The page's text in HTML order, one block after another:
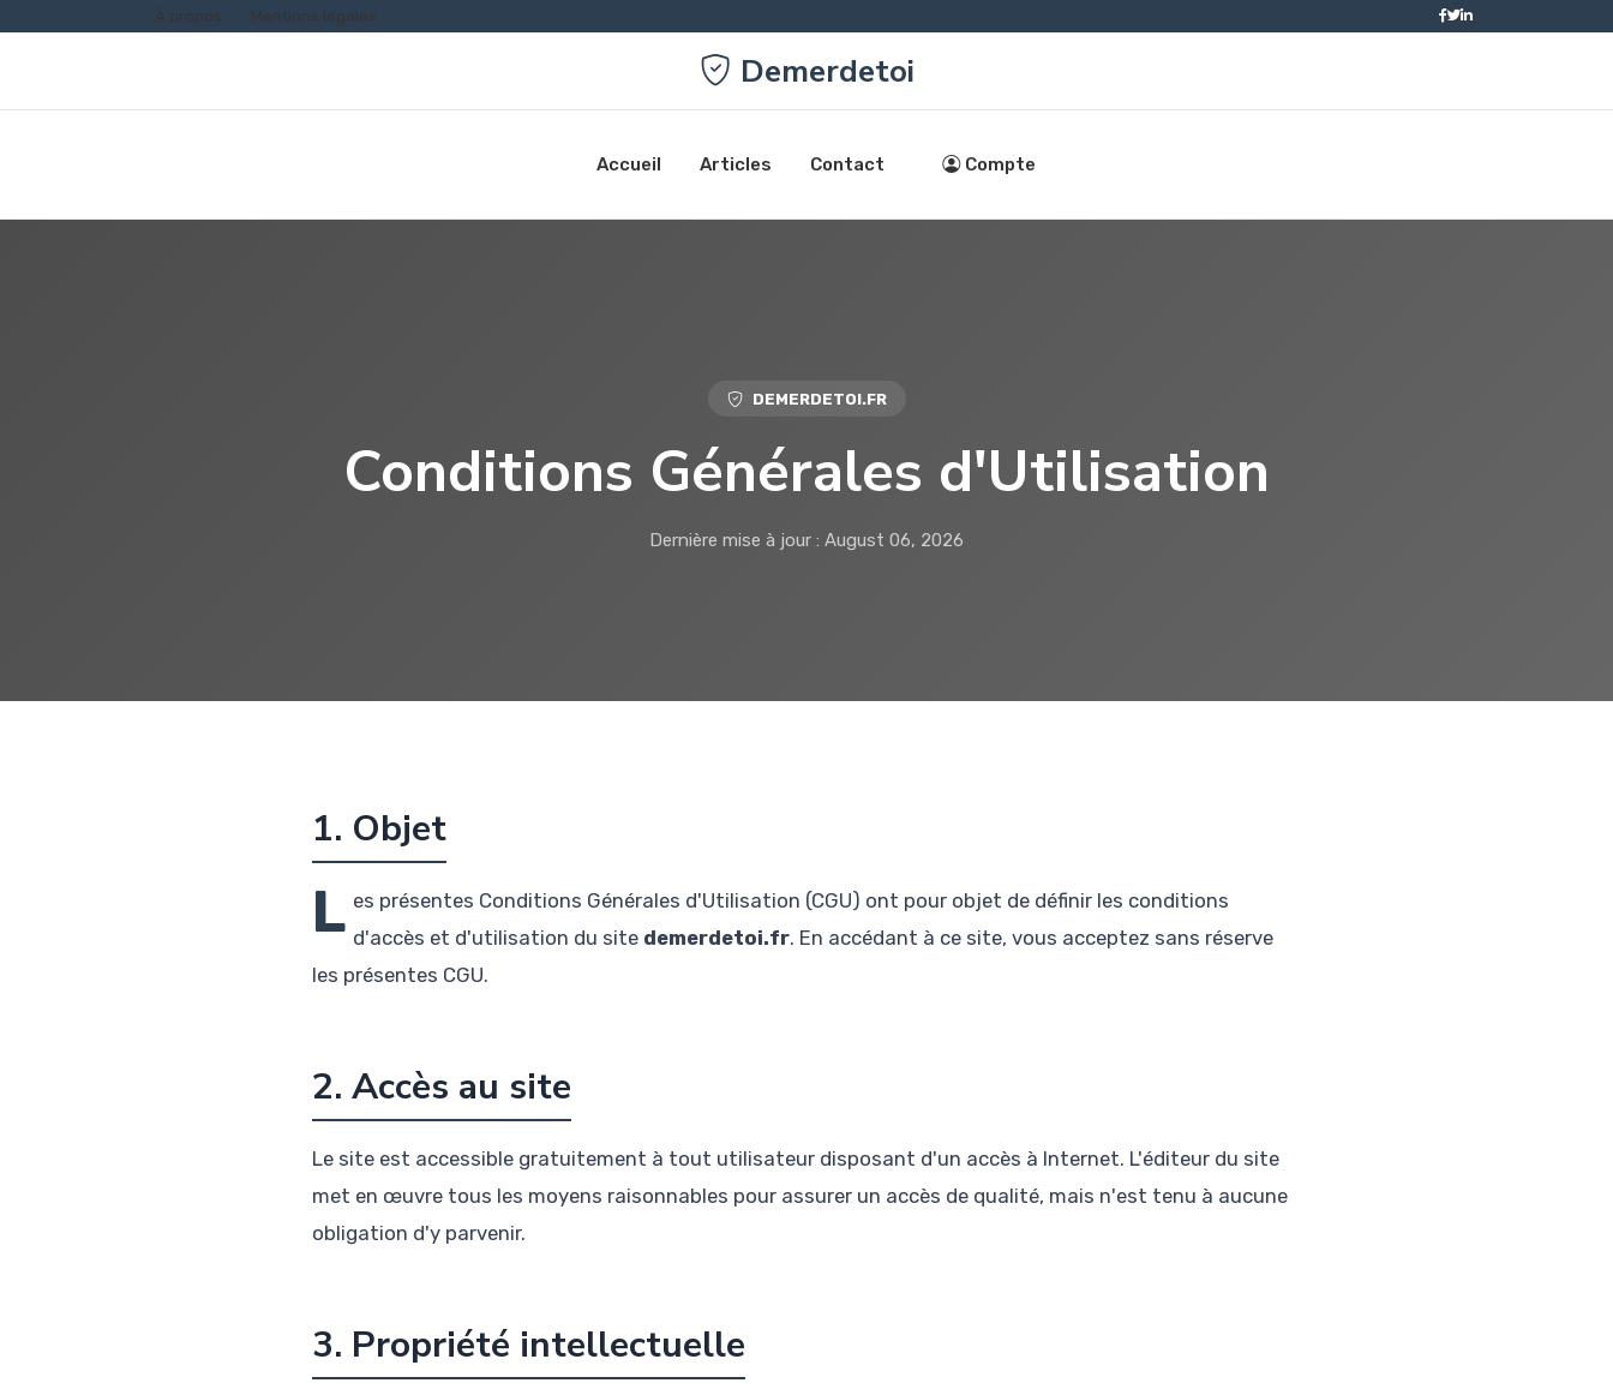
À propos Mentions légales
Demerdetoi
Accueil Articles Contact Compte
DEMERDETOI.FR
Conditions Générales d'Utilisation
Dernière mise à jour : August 06, 2026
1. Objet
L es présentes Conditions Générales d'Utilisation (CGU) ont pour objet de définir les conditions
d'accès et d'utilisation du site demerdetoi.fr. En accédant à ce site, vous acceptez sans réserve
les présentes CGU.
2. Accès au site
Le site est accessible gratuitement à tout utilisateur disposant d'un accès à Internet. L'éditeur du site
met en œuvre tous les moyens raisonnables pour assurer un accès de qualité, mais n'est tenu à aucune
obligation d'y parvenir.
3. Propriété intellectuelle